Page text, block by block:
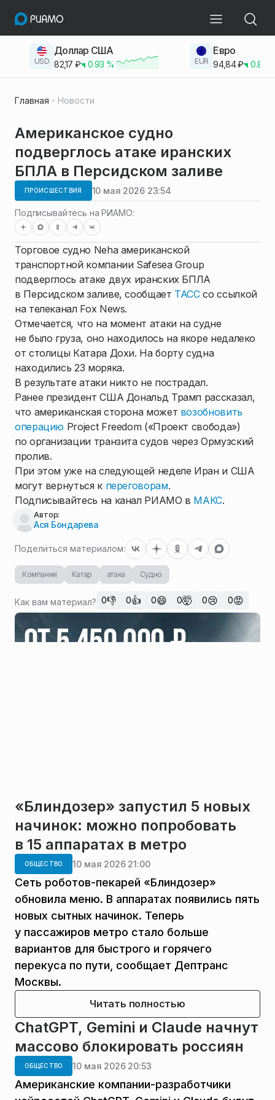
USD
Доллар США
82,17 ₽ 0.93 % EUR
Евро
94,84₽ 0.83
Главная Новости
Американское судно
подверглось атаке иранских
БПЛА в Персидском заливе
ПРОИСШЕСТВИЯ 10 мая 2026 23:54
Подписывайтесь на РИАМО:
Торговое судно Neha американской
транспортной компании Safesea Group
подверглось атаке двух иранских БПЛА
в Персидском заливе, сообщает ТАССсо ссылкой
на телеканал Fox News.
Отмечается, что на момент атаки на судне
не было груза, оно находилось на якоре недалеко
от столицы Катара Дохи. На борту судна
находились 23 моряка.
В результате атаки никто не пострадал.
Ранее президент США Дональд Трамп рассказал,
что американская сторона может возобновить
операцию Project Freedom («Проект свобода»)
по организации транзита судов через Ормузский
пролив.
При этом уже на следующей неделе Иран и США
могут вернуться к переговорам.
Подписывайтесь на канал РИАМО в МАКС.
Автор:
Ася Бондарева
Поделиться материалом:
Компании Катар атака Судно
Как вам материал? 0👎 0👍 0😄 0🤯 0😢 0😡
«Блиндозер» запустил 5 новых
начинок: можно попробовать
в 15 аппаратах в метро
ОБЩЕСТВО 10 мая 2026 21:00
Сеть роботов-пекарей «Блиндозер»
обновила меню. В аппаратах появились пять
новых сытных начинок. Теперь
у пассажиров метро стало больше
вариантов для быстрого и горячего
перекуса по пути, сообщает Дептранс
Москвы.
Читать полностью
ChatGPT, Gemini и Claude начнут
массово блокировать россиян
ОБЩЕСТВО 10 мая 2026 20:53
Американские компании-разработчики